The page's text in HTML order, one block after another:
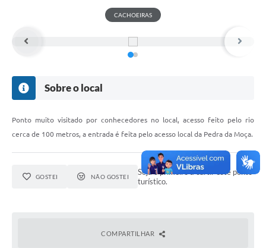
CACHOEIRAS
Sobre o local
Ponto muito visitado por conhecedores no local, acesso feito pelo rio
cerca de 100 metros, a entrada é feita pelo acesso local da Pedra da Moça.
GOSTEI NÃO GOSTEI
Seja o primeiro a curtir este ponto
turístico.
COMPARTILHAR